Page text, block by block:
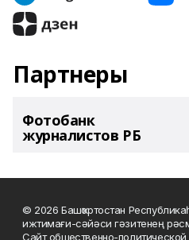
Партнеры
Фотобанк
журналистов РБ
© 2026 Башҡортостан
ижтимағи-сәйәси гәзитенең
Сайт общественно-политической